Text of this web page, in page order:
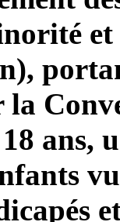
la
ans,